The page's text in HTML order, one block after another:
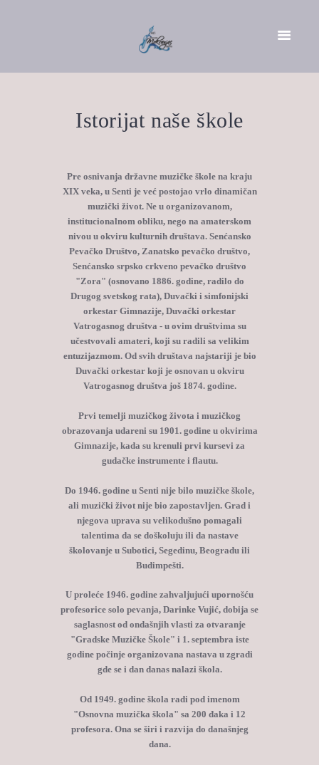
Istorijat naše škole
Pre osnivanja državne muzičke škole na kraju
XIX veka, u Senti je već postojao vrlo dinamičan
muzički život. Ne u organizovanom,
institucionalnom obliku, nego na amaterskom
nivou u okviru kulturnih društava. Senćansko
Pevačko Društvo, Zanatsko pevačko društvo,
Senćansko srpsko crkveno pevačko društvo
"Zora" (osnovano 1886. godine, radilo do
Drugog svetskog rata), Duvački i simfonijski
orkestar Gimnazije, Duvački orkestar
Vatrogasnog društva - u ovim društvima su
učestvovali amateri, koji su radili sa velikim
entuzijazmom. Od svih društava najstariji je bio
Duvački orkestar koji je osnovan u okviru
Vatrogasnog društva još 1874. godine.
Prvi temelji muzičkog života i muzičkog
obrazovanja udareni su 1901. godine u okvirima
Gimnazije, kada su krenuli prvi kursevi za
gudačke instrumente i flautu.
Do 1946. godine u Senti nije bilo muzičke škole,
ali muzički život nije bio zapostavljen. Grad i
njegova uprava su velikodušno pomagali
talentima da se doškoluju ili da nastave
školovanje u Subotici, Segedinu, Beogradu ili
Budimpešti.
U proleće 1946. godine zahvaljujući upornošću
profesorice solo pevanja, Darinke Vujić, dobija se
saglasnost od ondašnjih vlasti za otvaranje
"Gradske Muzičke Škole" i 1. septembra iste
godine počinje organizovana nastava u zgradi
gde se i dan danas nalazi škola.
Od 1949. godine škola radi pod imenom
"Osnovna muzička škola" sa 200 đaka i 12
profesora. Ona se širi i razvija do današnjeg
dana.